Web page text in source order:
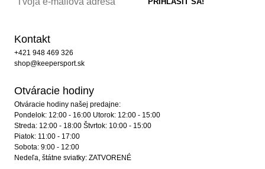
Kontakt
+421 948 469 326
shop@keepersport.sk
Otváracie hodiny
Otváracie hodiny našej predajne:
Pondelok: 12:00 - 16:00 Utorok: 12:00 - 15:00
Streda: 12:00 - 18:00 Štvrtok: 10:00 - 15:00
Piatok: 11:00 - 17:00
Sobota: 9:00 - 12:00
Nedeľa, štátne sviatky: ZATVORENÉ